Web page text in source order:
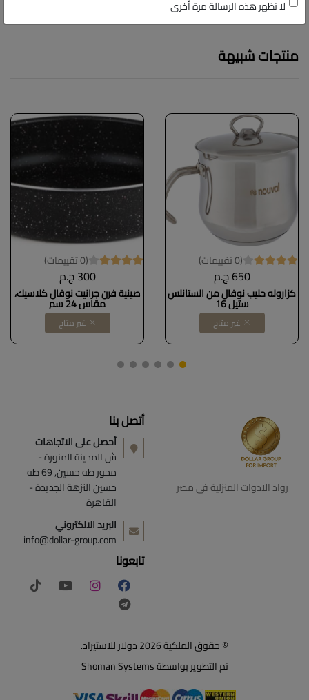
منتجات شبيهة
(0 تقييمات)
650 ج.م
كزاروله حليب نوفال من الستانلس
ستيل 16
غير متاح
(0 تقييمات)
300 ج.م
صينية فرن جرانيت نوفال كلاسيك،
مقاس 24 سم
غير متاح
رواد الادوات المنزلية فى مصر
أتصل بنا
أحصل على الاتجاهات
ش المدينة المنورة -
محور طه حسين, 69 طه
حسين النزهة الجديدة -
القاهرة
البريد الالكتروني
info@dollar-group.com
تابعونا
© حقوق الملكية 2026 دولار للاستيراد.
تم التطوير بواسطةShoman Systems
لا تظهر هذه الرسالة مرة أخرى